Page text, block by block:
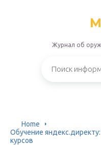
Журнал об
Home
Обучение
курсов